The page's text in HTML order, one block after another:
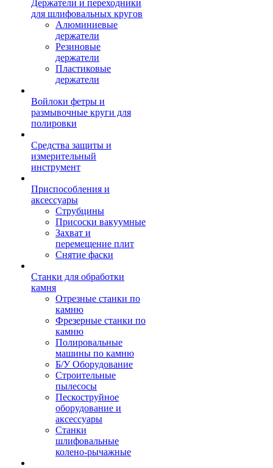
Держатели и переходники
для шлифовальных кругов
Алюминиевые
держатели
Резиновые
держатели
Пластиковые
держатели
Войлоки фетры и
размывочные круги для
полировки
Средства защиты и
измерительный
инструмент
Приспособления и
аксессуары
Струбцины
Присоски вакуумные
Захват и
перемещение плит
Снятие фаски
Станки для обработки
камня
Отрезные станки по
камню
Фрезерные станки по
камню
Полировальные
машины по камню
Б/У Оборудование
Строительные
пылесосы
Пескоструйное
оборудование и
аксессуары
Станки
шлифовальные
колено-рычажные